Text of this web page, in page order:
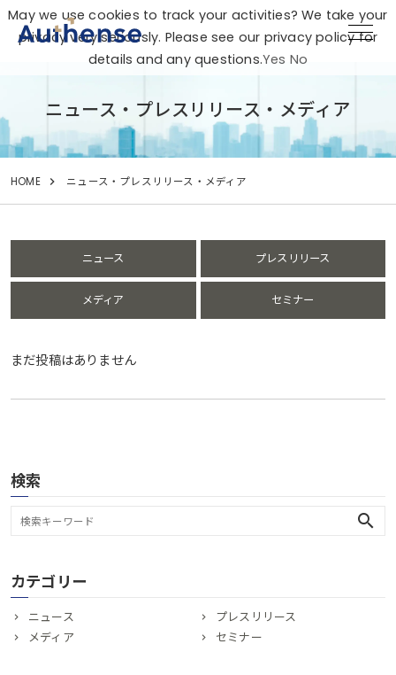
ニュース・プレスリリース・メディア
HOME ニュース・プレスリリース・メディア
ニュース プレスリリース
メディア セミナー
まだ投稿はありません
検索
search
カテゴリー
ニュース
プレスリリース
メディア
セミナー
May we use cookies to track your activities? We take your
privacy very seriously. Please see our privacy policy for
details and any questions.Yes No